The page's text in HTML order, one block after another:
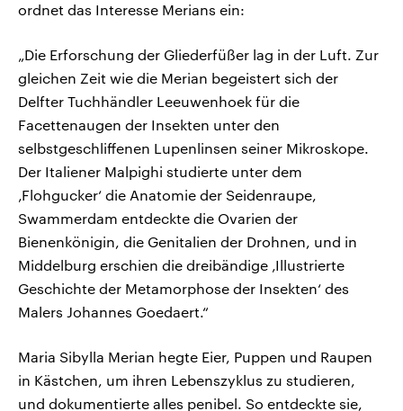
ordnet das Interesse Merians ein:
„Die Erforschung der Gliederfüßer lag in der Luft. Zur
gleichen Zeit wie die Merian begeistert sich der
Delfter Tuchhändler Leeuwenhoek für die
Facettenaugen der Insekten unter den
selbstgeschliffenen Lupenlinsen seiner Mikroskope.
Der Italiener Malpighi studierte unter dem
‚Flohgucker‘ die Anatomie der Seidenraupe,
Swammerdam entdeckte die Ovarien der
Bienenkönigin, die Genitalien der Drohnen, und in
Middelburg erschien die dreibändige ‚Illustrierte
Geschichte der Metamorphose der Insekten‘ des
Malers Johannes Goedaert.“
Maria Sibylla Merian hegte Eier, Puppen und Raupen
in Kästchen, um ihren Lebenszyklus zu studieren,
und dokumentierte alles penibel. So entdeckte sie,